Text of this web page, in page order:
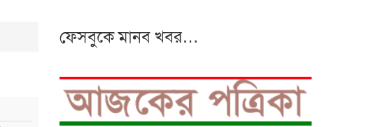
ফেসবুকে মানব খবর…